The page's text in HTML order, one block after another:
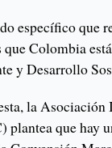
específico que
Colombia
y Desarrollo
la
que hay